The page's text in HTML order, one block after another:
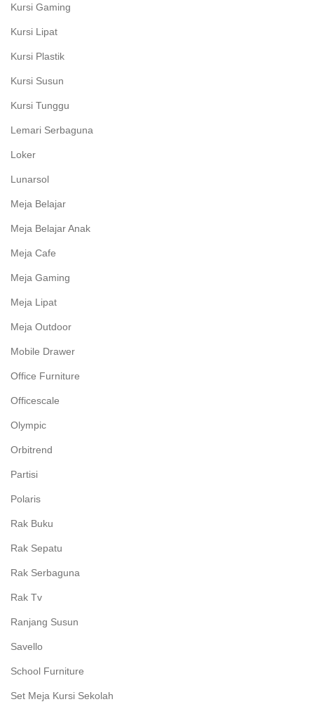
Kursi Gaming
Kursi Lipat
Kursi Plastik
Kursi Susun
Kursi Tunggu
Lemari Serbaguna
Loker
Lunarsol
Meja Belajar
Meja Belajar Anak
Meja Cafe
Meja Gaming
Meja Lipat
Meja Outdoor
Mobile Drawer
Office Furniture
Officescale
Olympic
Orbitrend
Partisi
Polaris
Rak Buku
Rak Sepatu
Rak Serbaguna
Rak Tv
Ranjang Susun
Savello
School Furniture
Set Meja Kursi Sekolah